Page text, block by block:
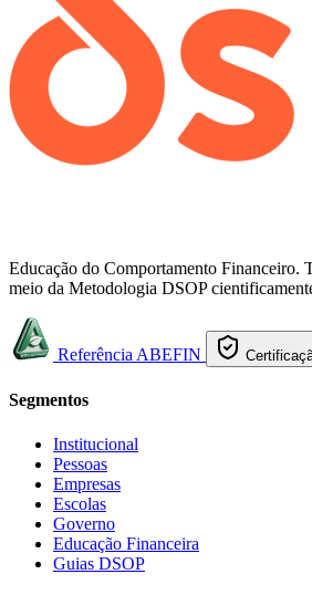
Educação do Comportamento Financeiro.
meio da Metodologia DSOP
Referência ABEFIN
Segmentos
Institucional
Pessoas
Empresas
Escolas
Governo
Educação Financeira
Guias DSOP